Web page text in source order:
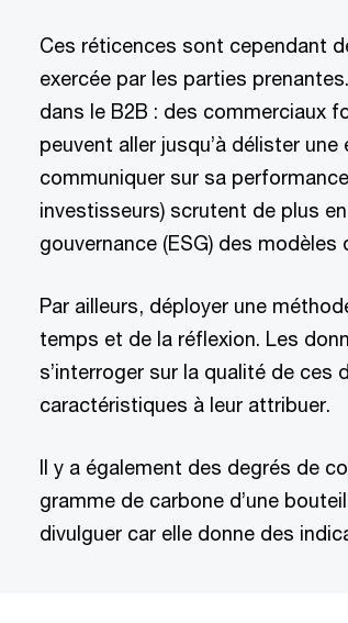
Ces réticences sont cependant
exercée par les parties
dans le B2B : des commerciaux
peuvent aller jusqu’à délister
communiquer sur sa
investisseurs) scrutent de plus
gouvernance (ESG) des
Par ailleurs, déployer une
temps et de la réflexion. Les
s’interroger sur la qualité de ces
caractéristiques à leur attribuer.
Il y a également des degrés de
gramme de carbone d’une
divulguer car elle donne des